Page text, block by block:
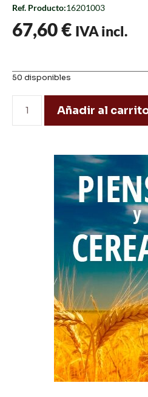
Ref. Producto:16201003
67,60€ IVA incl.
50 disponibles
Añadir al